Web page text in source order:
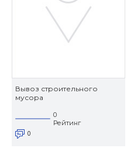
Вывоз строительного
мусора
0
Рейтинг
0